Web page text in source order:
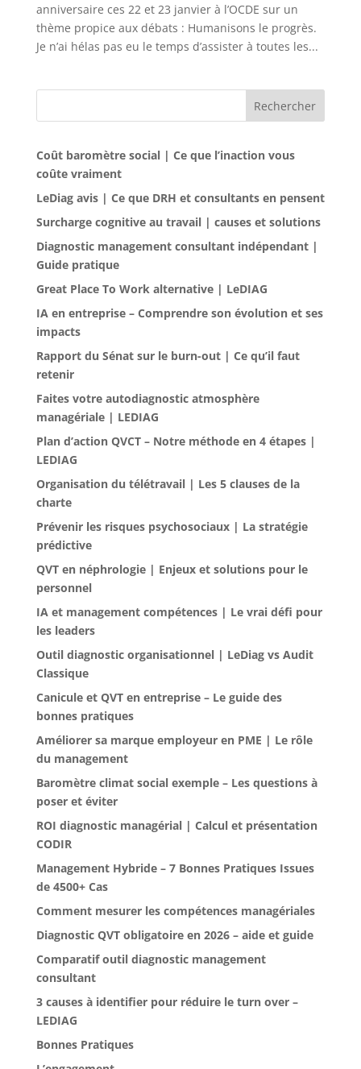
anniversaire ces 22 et 23 janvier à l’OCDE sur un
thème propice aux débats : Humanisons le progrès.
Je n’ai hélas pas eu le temps d’assister à toutes les...
Rechercher
Coût baromètre social | Ce que l’inaction vous
coûte vraiment
LeDiag avis | Ce que DRH et consultants en pensent
Surcharge cognitive au travail | causes et solutions
Diagnostic management consultant indépendant |
Guide pratique
Great Place To Work alternative | LeDIAG
IA en entreprise – Comprendre son évolution et ses
impacts
Rapport du Sénat sur le burn-out | Ce qu’il faut
retenir
Faites votre autodiagnostic atmosphère
managériale | LEDIAG
Plan d’action QVCT – Notre méthode en 4 étapes |
LEDIAG
Organisation du télétravail | Les 5 clauses de la
charte
Prévenir les risques psychosociaux | La stratégie
prédictive
QVT en néphrologie | Enjeux et solutions pour le
personnel
IA et management compétences | Le vrai défi pour
les leaders
Outil diagnostic organisationnel | LeDiag vs Audit
Classique
Canicule et QVT en entreprise – Le guide des
bonnes pratiques
Améliorer sa marque employeur en PME | Le rôle
du management
Baromètre climat social exemple – Les questions à
poser et éviter
ROI diagnostic managérial | Calcul et présentation
CODIR
Management Hybride – 7 Bonnes Pratiques Issues
de 4500+ Cas
Comment mesurer les compétences managériales
Diagnostic QVT obligatoire en 2026 – aide et guide
Comparatif outil diagnostic management
consultant
3 causes à identifier pour réduire le turn over –
LEDIAG
Bonnes Pratiques